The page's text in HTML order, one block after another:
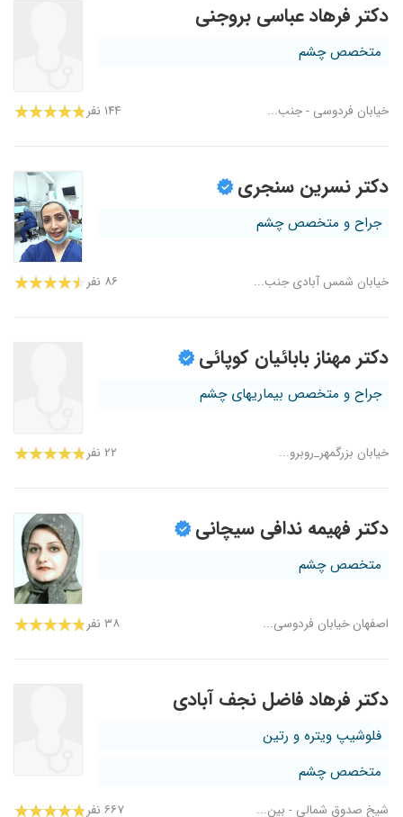
دکتر فرهاد عباسی بروجنی
متخصص چشم
خیابان فردوسی - جنب... ۱۴۴ نفر
دکتر نسرین سنجری
جراح و متخصص چشم
خیابان شمس آبادی جنب... ۸۶ نفر
دکتر مهناز بابائیان کوپائی
جراح و متخصص بیماریهای چشم
خیابان بزرگمهر_روبرو... ۲۲ نفر
دکتر فهیمه ندافی سیچانی
متخصص چشم
اصفهان خیابان فردوسی... ۳۸ نفر
دکتر فرهاد فاضل نجف آبادی
فلوشیپ ویتره و رتین
متخصص چشم
شیخ صدوق شمالی - بین... ۶۶۷ نفر